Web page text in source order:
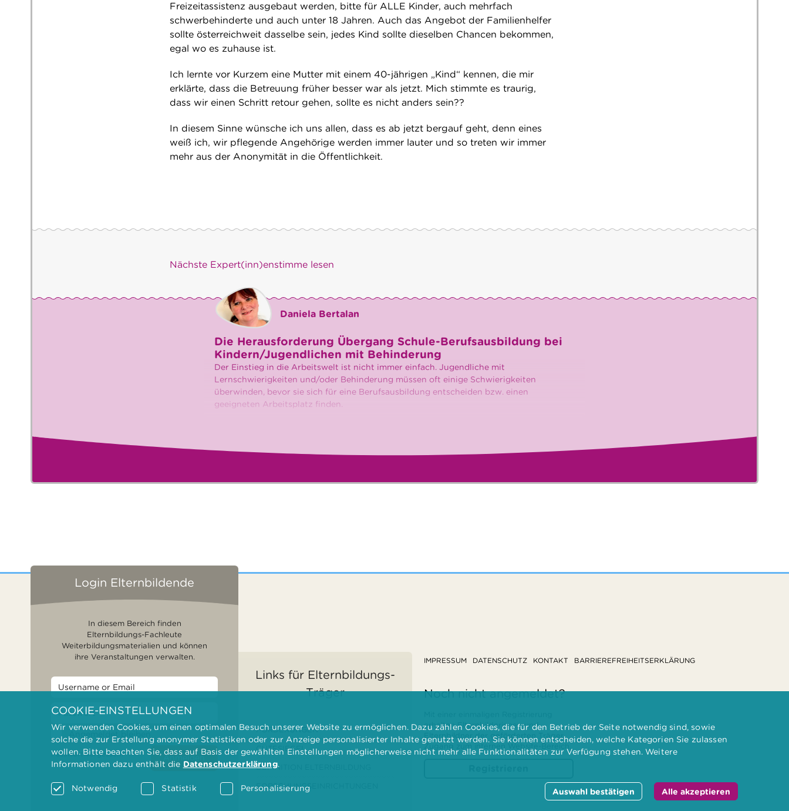
Freizeitassistenz ausgebaut werden, bitte für ALLE Kinder, auch mehrfach
schwerbehinderte und auch unter 18 Jahren. Auch das Angebot der Familienhelfer
sollte österreichweit dasselbe sein, jedes Kind sollte dieselben Chancen bekommen,
egal wo es zuhause ist.
Ich lernte vor Kurzem eine Mutter mit einem 40-jährigen „Kind“ kennen, die mir
erklärte, dass die Betreuung früher besser war als jetzt. Mich stimmte es traurig,
dass wir einen Schritt retour gehen, sollte es nicht anders sein??
In diesem Sinne wünsche ich uns allen, dass es ab jetzt bergauf geht, denn eines
weiß ich, wir pflegende Angehörige werden immer lauter und so treten wir immer
mehr aus der Anonymität in die Öffentlichkeit.
Nächste Expert(inn)enstimme lesen
Daniela Bertalan
Die Herausforderung Übergang Schule-Berufsausbildung bei
Kindern/Jugendlichen mit Behinderung
Der Einstieg in die Arbeitswelt ist nicht immer einfach. Jugendliche mit
Lernschwierigkeiten und/oder Behinderung müssen oft einige Schwierigkeiten
überwinden, bevor sie sich für eine Berufsausbildung entscheiden bzw. einen
geeigneten Arbeitsplatz finden.
Login Elternbildende
In diesem Bereich finden
Elternbildungs-Fachleute
Weiterbildungsmaterialien und können
ihre Veranstaltungen verwalten.
Angemeldet bleiben
Passwort vergessen? Anmelden
Links für Elternbildungs-
Träger
FÖRDERUNGEN
GÜTESIEGEL
DEFINITION ELTERNBILDUNG
FORSCHUNGSEINRICHTUNGEN
IMPRESSUM DATENSCHUTZ KONTAKT BARRIEREFREIHEITSERKLÄRUNG
Noch nicht angemeldet?
erhalten Elternbilderinnen und
Elternbildner der geförderten Träger
Zugang zum internen Website-Bereich.
COOKIE-EINSTELLUNGEN
Wir verwenden Cookies, um einen optimalen Besuch unserer Website zu ermöglichen. Dazu zählen Cookies, die für den Betrieb der Seite notwendig sind, sowie
solche die zur Erstellung anonymer Statistiken oder zur Anzeige personalisierter Inhalte genutzt werden. Sie können entscheiden, welche Kategorien Sie zulassen
wollen. Bitte beachten Sie, dass auf Basis der gewählten Einstellungen möglicherweise nicht mehr alle Funktionalitäten zur Verfügung stehen. Weitere
Informationen dazu enthält die Datenschutzerklärung.
Notwendig Statistik Personalisierung Auswahl bestätigen Alle akzeptieren